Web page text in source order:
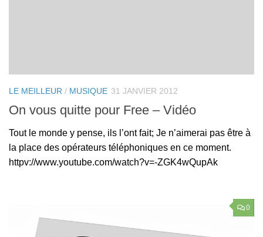
LE MEILLEUR / MUSIQUE 31 JANVIER 2012
On vous quitte pour Free – Vidéo
Tout le monde y pense, ils l’ont fait; Je n’aimerai pas être à
la place des opérateurs téléphoniques en ce moment.
httpv://www.youtube.com/watch?v=-ZGK4wQupAk
0